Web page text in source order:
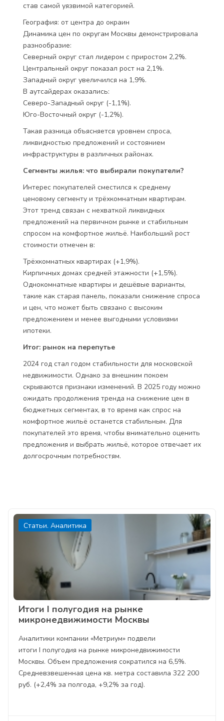
став самой уязвимой категорией.
География: от центра до окраин
Динамика цен по округам Москвы демонстрировала
разнообразие:
Северный округ стал лидером с приростом 2,2%.
Центральный округ показал рост на 2,1%.
Западный округ увеличился на 1,9%.
В аутсайдерах оказались:
Северо-Западный округ (-1,1%).
Юго-Восточный округ (-1,2%).
Такая разница объясняется уровнем спроса,
ликвидностью предложений и состоянием
инфраструктуры в различных районах.
Сегменты жилья: что выбирали покупатели?
Интерес покупателей сместился к среднему
ценовому сегменту и трёхкомнатным квартирам.
Этот тренд связан с нехваткой ликвидных
предложений на первичном рынке и стабильным
спросом на комфортное жильё. Наибольший рост
стоимости отмечен в:
Трёхкомнатных квартирах (+1,9%).
Кирпичных домах средней этажности (+1,5%).
Однокомнатные квартиры и дешёвые варианты,
такие как старая панель, показали снижение спроса
и цен, что может быть связано с высоким
предложением и менее выгодными условиями
ипотеки.
Итог: рынок на перепутье
2024 год стал годом стабильности для московской
недвижимости. Однако за внешним покоем
скрываются признаки изменений. В 2025 году можно
ожидать продолжения тренда на снижение цен в
бюджетных сегментах, в то время как спрос на
комфортное жильё останется стабильным. Для
покупателей это время, чтобы внимательно оценить
предложения и выбрать жильё, которое отвечает их
долгосрочным потребностям.
Статьи. Аналитика
Итоги I полугодия на рынке
микронедвижимости Москвы
Аналитики компании «Метриум» подвели
итоги I полугодия на рынке микронедвижимости
Москвы. Объем предложения сократился на 6,5%.
Средневзвешенная цена кв. метра составила 322 200
руб. (+2,4% за полгода, +9,2% за год).